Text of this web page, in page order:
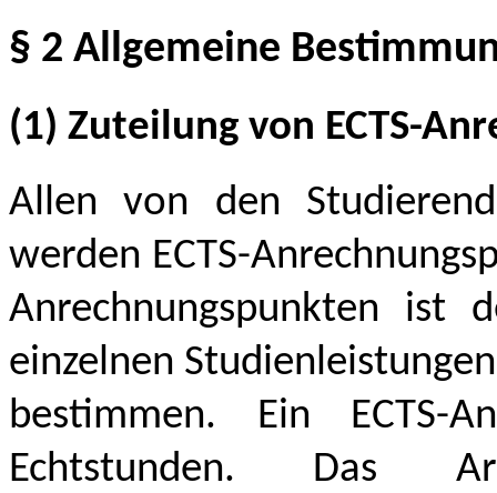
§ 2 Allgemeine
(1) Zuteilung von ECTS-
Allen von den
werden ECTS-
Anrechnungspunkten
einzelnen
bestimmen. Ein ECTS-
Echtstunden. Das